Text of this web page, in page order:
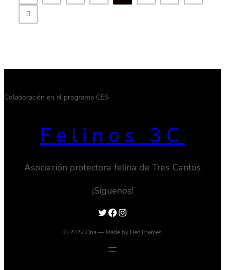
Colaboración en el programa CES
Felinos 3C
Asociación protectora felina de Tres Cantos
¡Síguenos!
Twitter Facebook Instagram
© 2022 Ona — Made by DeoThemes